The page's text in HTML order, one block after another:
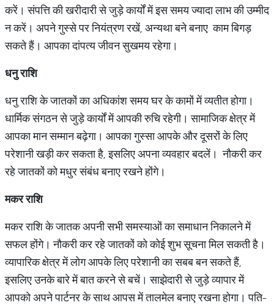
करें। संपत्ति की खरीदारी से जुड़े कार्यों में इस समय ज्यादा लाभ की उम्मीद
न करें। अपने गुस्से पर नियंत्रण रखें, अन्यथा बने बनाए काम बिगड़
सकते हैं। आपका दांपत्य जीवन सुखमय रहेगा।
धनु राशि
धनु राशि के जातकों का अधिकांश समय घर के कामों में व्यतीत होगा।
धार्मिक संगठन से जुड़े कार्यों में आपकी रुचि रहेगी। सामाजिक क्षेत्र में
आपका मान सम्मान बढ़ेगा। आपका गुस्सा आपके और दूसरों के लिए
परेशानी खड़ी कर सकता है, इसलिए अपना व्यवहार बदलें। नौकरी कर
रहे जातकों को मधुर संबंध बनाए रखने होंगे।
मकर राशि
मकर राशि के जातक अपनी सभी समस्याओं का समाधान निकालने में
सफल होंगे। नौकरी कर रहे जातकों को कोई शुभ सूचना मिल सकती है।
व्यापारिक क्षेत्र में लोग आपके लिए परेशानी का सबब बन सकते हैं,
इसलिए उनके बारे में बात करने से बचें। साझेदारी से जुड़े व्यापार में
आपको अपने पार्टनर के साथ आपस में तालमेल बनाए रखना होगा। पति-